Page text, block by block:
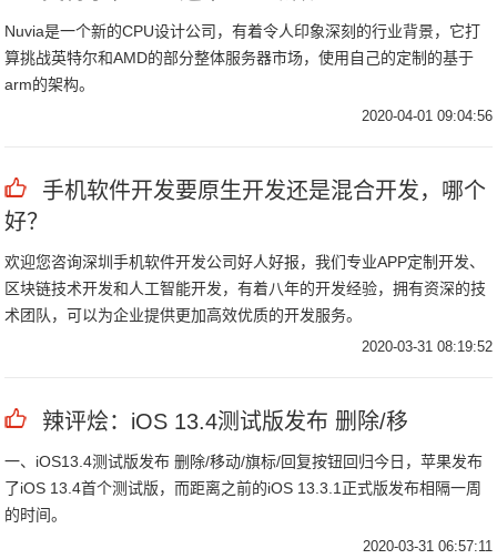
Nuvia是一个新的CPU设计公司，有着令人印象深刻的行业背景，它打
算挑战英特尔和AMD的部分整体服务器市场，使用自己的定制的基于
arm的架构。
2020-04-01 09:04:56
手机软件开发要原生开发还是混合开发，哪个
好？
欢迎您咨询深圳手机软件开发公司好人好报，我们专业APP定制开发、
区块链技术开发和人工智能开发，有着八年的开发经验，拥有资深的技
术团队，可以为企业提供更加高效优质的开发服务。
2020-03-31 08:19:52
辣评烩：iOS 13.4测试版发布 删除/移
一、iOS13.4测试版发布 删除/移动/旗标/回复按钮回归今日，苹果发布
了iOS 13.4首个测试版，而距离之前的iOS 13.3.1正式版发布相隔一周
的时间。
2020-03-31 06:57:11